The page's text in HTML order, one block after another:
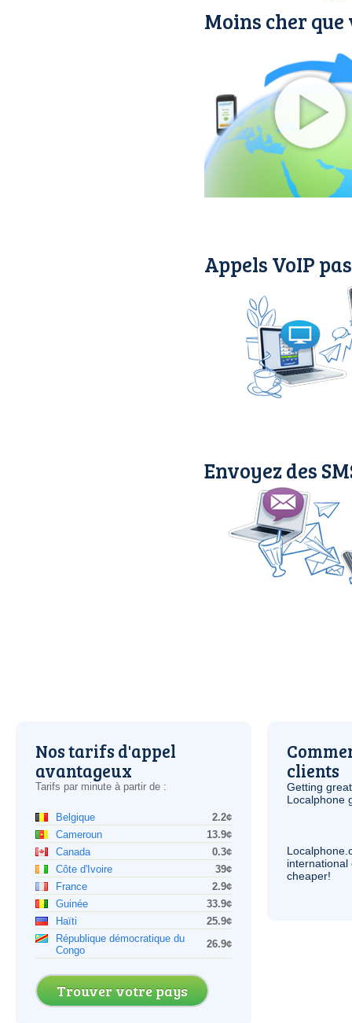
Moins cher
Appels VoIP
Envoyez des
Nos tarifs d'appel
avantageux
Tarifs par minute à partir de :
Belgique
2.2¢
Cameroun
13.9¢
Canada
0.3¢
Côte d'Ivoire
39¢
France
2.9¢
Guinée
33.9¢
Haïti
25.9¢
République démocratique du
Congo
26.9¢
Trouver votre pays
clients
Getting
Localphone
international
cheaper!